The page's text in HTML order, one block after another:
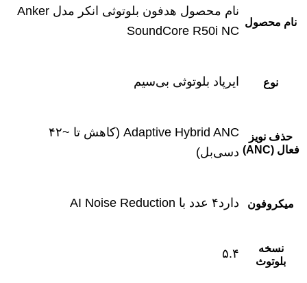
نام محصول
نام محصول هدفون بلوتوثی انکر مدل Anker
SoundCore R50i NC
نوع ایرپاد بلوتوثی بی‌سیم
حذف نویز
فعال (ANC)
Adaptive Hybrid ANC (کاهش تا ~۴۲
دسی‌بل)
میکروفون دارد۴ عدد با AI Noise Reduction
نسخه
بلوتوث
۵.۴